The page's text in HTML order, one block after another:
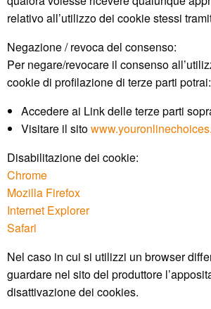
relativo all’utilizzo dei cookie stessi
Negazione / revoca del consenso:
Per negare/revocare il consenso
cookie di profilazione di terze parti potrai:
Accedere ai Link delle terze parti
Visitare il sito
Disabilitazione dei cookie:
Chrome
Mozilla Firefox
Internet Explorer
Safari
Nel caso in cui si utilizzi un browser
guardare nel sito del produttore
disattivazione dei cookies.